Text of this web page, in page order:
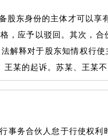
股东身份的主体才可以
，应予以驳回。其次，
解释对于股东知情权行
某的起诉。苏某、王某
事务合伙人怠于行使权